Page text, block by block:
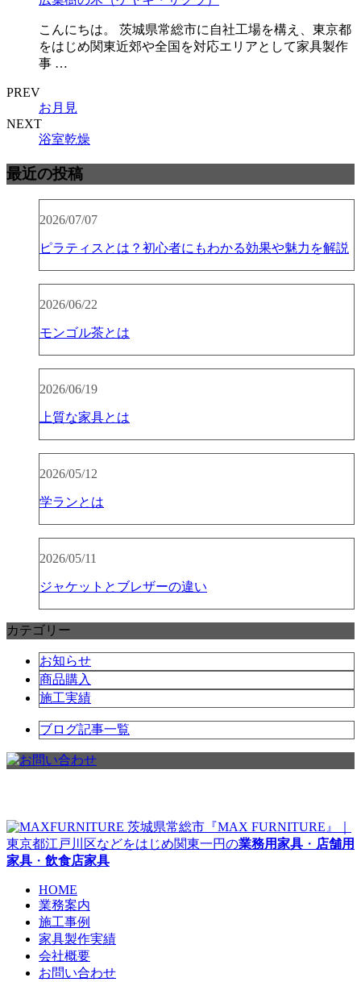
こんにちは。 茨城県常総市に自社工場を構え、東京都
をはじめ関東近郊や全国を対応エリアとして家具製作
事 …
PREV
お月見
NEXT
浴室乾燥
最近の投稿
2026/07/07
ピラティスとは？初心者にもわかる効果や魅力を解説
2026/06/22
モンゴル茶とは
2026/06/19
上質な家具とは
2026/05/12
学ランとは
2026/05/11
ジャケットとブレザーの違い
カテゴリー
お知らせ
商品購入
施工実績
ブログ記事一覧
茨城県常総市『MAX FURNITURE』｜
東京都江戸川区などをはじめ関東一円の業務用家具 ・ 店舗用
家具 ・ 飲食店家具
HOME
業務案内
施工事例
家具製作実績
会社概要
お問い合わせ